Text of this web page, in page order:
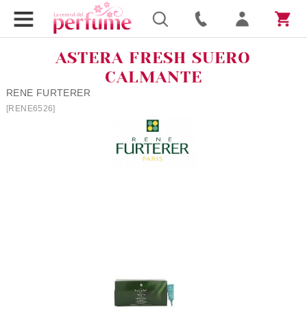
ASTERA FRESH SUERO
CALMANTE
RENE FURTERER
[RENE6526]